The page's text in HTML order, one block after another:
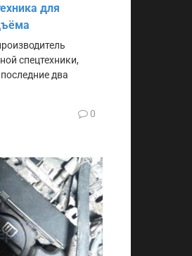
для
спецтехники,
два
0